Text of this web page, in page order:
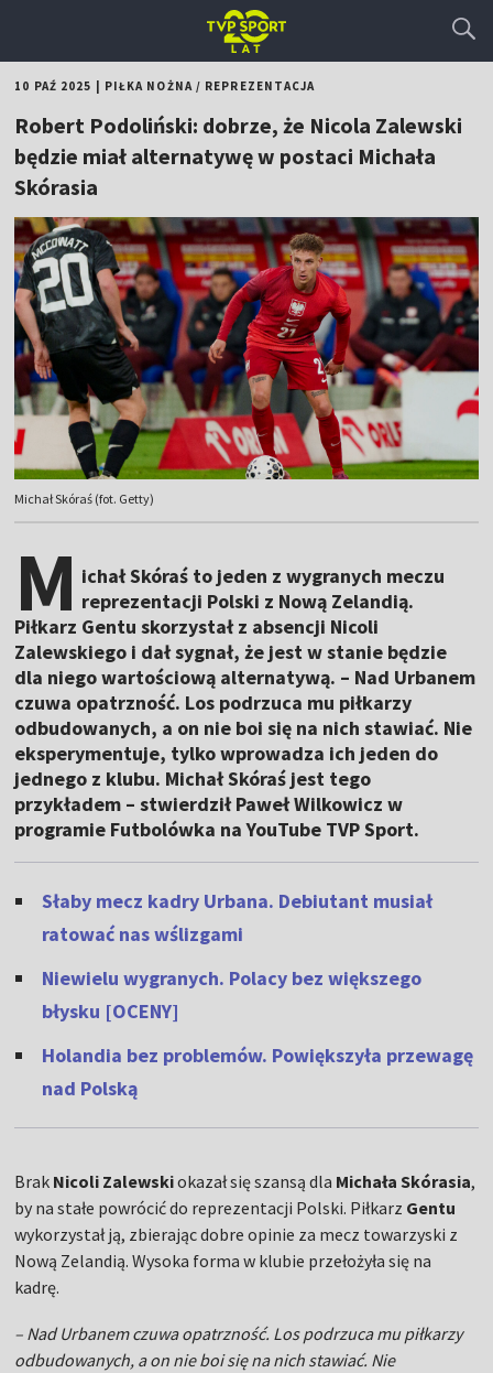
10 PAŹ 2025 PIŁKA NOŻNA/ REPREZENTACJA
Robert Podoliński: dobrze, że Nicola Zalewski
będzie miał alternatywę w postaci Michała
Skórasia
Michał Skóraś (fot. Getty)
M ichał Skóraś to jeden z wygranych meczu
reprezentacji Polski z Nową Zelandią.
Piłkarz Gentu skorzystał z absencji Nicoli
Zalewskiego i dał sygnał, że jest w stanie będzie
dla niego wartościową alternatywą. – Nad Urbanem
czuwa opatrzność. Los podrzuca mu piłkarzy
odbudowanych, a on nie boi się na nich stawiać. Nie
eksperymentuje, tylko wprowadza ich jeden do
jednego z klubu. Michał Skóraś jest tego
przykładem – stwierdził Paweł Wilkowicz w
programie Futbolówka na YouTube TVP Sport.
Słaby mecz kadry Urbana. Debiutant musiał
ratować nas wślizgami
Niewielu wygranych. Polacy bez większego
błysku [OCENY]
Holandia bez problemów. Powiększyła przewagę
nad Polską
Brak Nicoli Zalewskiokazał się szansą dla Michała Skórasia,
by na stałe powrócić do reprezentacji Polski. Piłkarz Gentu
wykorzystał ją, zbierając dobre opinie za mecz towarzyski z
Nową Zelandią. Wysoka forma w klubie przełożyła się na
kadrę.
– Nad Urbanem czuwa opatrzność. Los podrzuca mu piłkarzy
odbudowanych, a on nie boi się na nich stawiać. Nie